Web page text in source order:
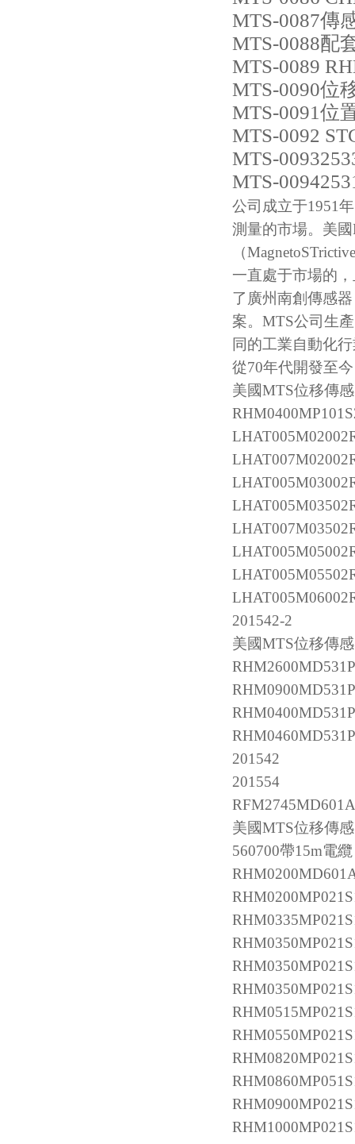
MTS-0087傳
MTS-0088配
MTS-0089
MTS-0090位
MTS-0091位
MTS-0092
MTS-
MTS-
公司成立于1951
測量的市場。美
（
一直處于市場的
了廣州南創傳感
案。MTS公司生
同的工業自動化
從70年代開發至
美國MTS位移傳
201542-2
美國MTS位移傳
201542
201554
美國MTS位移傳
560700帶15m電